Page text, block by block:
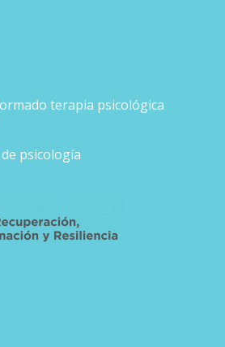
terapia psicológica
psicología